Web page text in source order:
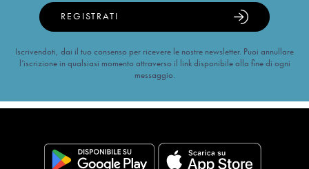
REGISTRATI
Iscrivendoti, dai il tuo consenso per ricevere le nostre newsletter. Puoi annullare
l’iscrizione in qualsiasi momento attraverso il link disponibile alla fine di ogni
messaggio.